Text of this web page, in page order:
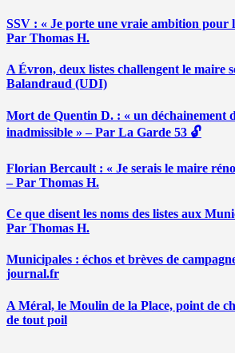
SSV : « Je porte une vraie ambition pour
Par Thomas H.
A Évron, deux listes challengent le maire
Balandraud (UDI)
Mort de Quentin D. : « un déchainement
inadmissible » – Par La Garde 53 🔓
Florian Bercault : « Je serais le maire
– Par Thomas H.
Ce que disent les noms des listes aux
Par Thomas H.
Municipales : échos et brèves de
journal.fr
A Méral, le Moulin de la Place, point de
de tout poil